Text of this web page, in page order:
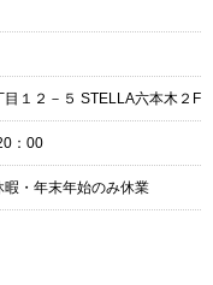
１２－５ STELLA六本木２F
：00
・年末年始のみ休業